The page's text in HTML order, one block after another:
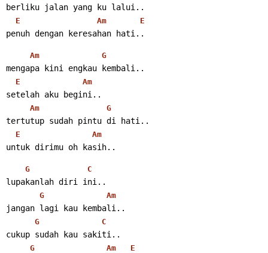
berliku jalan yang ku lalui..
E Am E
penuh dengan keresahan hati..
Am G
mengapa kini engkau kembali..
E Am
setelah aku begini..
Am G
tertutup sudah pintu di hati..
E Am
untuk dirimu oh kasih..
G C
lupakanlah diri ini..
G Am
jangan lagi kau kembali..
G C
cukup sudah kau sakiti..
G Am E